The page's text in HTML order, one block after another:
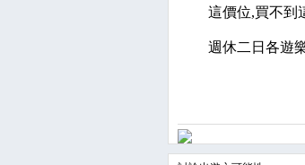
這價位,買不到
週休二日各遊